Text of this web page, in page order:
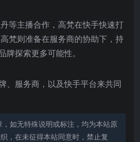
等主播合作，高梵在快手快速打
梵则准备在服务商的协助下，持
牌探索更多可能性。
、服务商，以及快手平台来共同
如无特殊说明或标注，均为本站原
，在未征得本站同意时，禁止复